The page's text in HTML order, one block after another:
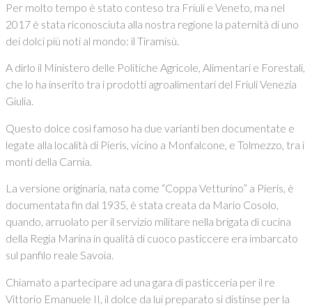
Per molto tempo è stato conteso tra Friuli e Veneto, ma nel
2017 è stata riconosciuta alla nostra regione la paternità di uno
dei dolci più noti al mondo: il Tiramisù.
A dirlo il Ministero delle Politiche Agricole, Alimentari e Forestali,
che lo ha inserito tra i prodotti agroalimentari del Friuli Venezia
Giulia.
Questo dolce così famoso ha due varianti ben documentate e
legate alla località di Pieris, vicino a Monfalcone, e Tolmezzo, tra i
monti della Carnia.
La versione originaria, nata come “Coppa Vetturino” a Pieris, è
documentata fin dal 1935, è stata creata da Mario Cosolo,
quando, arruolato per il servizio militare nella brigata di cucina
della Regia Marina in qualità di cuoco pasticcere era imbarcato
sul panfilo reale Savoia.
Chiamato a partecipare ad una gara di pasticceria per il re
Vittorio Emanuele II, il dolce da lui preparato si distinse per la